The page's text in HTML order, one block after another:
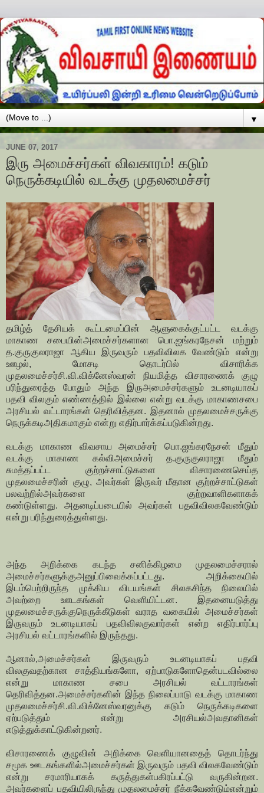
▼
JUNE 07, 2017
இரு அமைச்சர்கள் விவகாரம்! கடும்
நெருக்கடியில் வடக்கு முதலமைச்சர்
தமிழ்த் தேசியக் கூட்டமைப்பின் ஆளுகைக்குட்பட்ட வடக்கு
மாகாண சபையின்அமைச்சர்களான பொ.ஐங்கரநேசன் மற்றும்
த.குருகுலராஜா ஆகிய இருவரும் பதவிவிலக வேண்டும் என்று
ஊழல், மோசடி தொடர்பில் விசாரிக்க
முதலமைச்சர்சி.வி.விக்னேஸ்வரன் நியமித்த விசாரணைக் குழு
பரிந்துரைத்த போதும் அந்த இருஅமைச்சர்களும் உடனடியாகப்
பதவி விலகும் எண்ணத்தில் இல்லை என்று வடக்கு மாகாணசபை
அரசியல் வட்டாரங்கள் தெரிவித்தன. இதனால் முதலமைச்சருக்கு
நெருக்கடிஅதிகமாகும் என்று எதிர்பார்க்கப்படுகின்றது.
வடக்கு மாகாண விவசாய அமைச்சர் பொ.ஐங்கரநேசன் மீதும்
வடக்கு மாகாண கல்விஅமைச்சர் த.குருகுலராஜா மீதும்
சுமத்தப்பட்ட குற்றச்சாட்டுகளை விசாரணைசெய்த
முதலமைச்சரின் குழு, அவர்கள் இருவர் மீதான குற்றச்சாட்டுகள்
பலவற்றில்அவர்களை குற்றவாளிகளாகக்
கண்டுள்ளது. அதனடிப்படையில் அவர்கள் பதவிவிலகவேண்டும்
என்று பரிந்துரைத்துள்ளது.
அந்த அறிக்கை கடந்த சனிக்கிழமை முதலமைச்சரால்
அமைச்சர்களுக்குஅனுப்பிவைக்கப்பட்டது. அறிக்கையில்
இடம்பெற்றிருந்த முக்கிய விடயங்கள் சிலகசிந்த நிலையில்
அவற்றை ஊடகங்கள் வெளியிட்டன. இதனையடுத்து
முதலமைச்சருக்குநெருக்கீடுகள் வராத வகையில் அமைச்சர்கள்
இருவரும் உடனடியாகப் பதவிவிலகுவார்கள் என்ற எதிர்பார்ப்பு
அரசியல் வட்டாரங்களில் இருந்தது.
ஆனால்,அமைச்சர்கள் இருவரும் உடனடியாகப் பதவி
விலகுவதற்கான சாத்தியங்களோ, ஏற்பாடுகளோதென்படவில்லை
என்று மாகாண சபை அரசியல் வட்டாரங்கள்
தெரிவித்தன.அமைச்சர்களின் இந்த நிலைப்பாடு வடக்கு மாகாண
முதலமைச்சர்சி.வி.விக்னேஸ்வரனுக்கு கடும் நெருக்கடிகளை
ஏற்படுத்தும் என்று அரசியல்அவதானிகள்
எடுத்துக்காட்டுகின்றனர்.
விசாரணைக் குழுவின் அறிக்கை வெளியானதைத் தொடர்ந்து
சமூக ஊடகங்களில்அமைச்சர்கள் இருவரும் பதவி விலகவேண்டும்
என்று சரமாரியாகக் கருத்துகள்பகிரப்பட்டு வருகின்றன.
அவர்களைப் பதவியிலிருந்து முதலமைச்சர் நீக்கவேண்டும்என்றும்